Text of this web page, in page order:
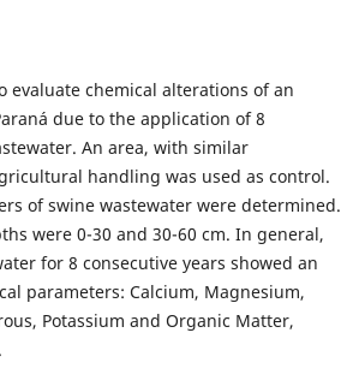
evaluate chemical alterations of an
due to the application of 8
An area, with similar
handling was used as control.
of swine wastewater were determined.
were 0-30 and 30-60 cm. In general,
for 8 consecutive years showed an
parameters: Calcium, Magnesium,
Potassium and Organic Matter,